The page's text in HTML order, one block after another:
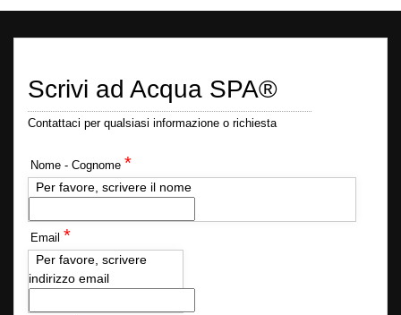
Scrivi ad Acqua SPA®
Contattaci per qualsiasi informazione o richiesta
Nome - Cognome *
Per favore, scrivere il nome
Email *
Per favore, scrivere
indirizzo email